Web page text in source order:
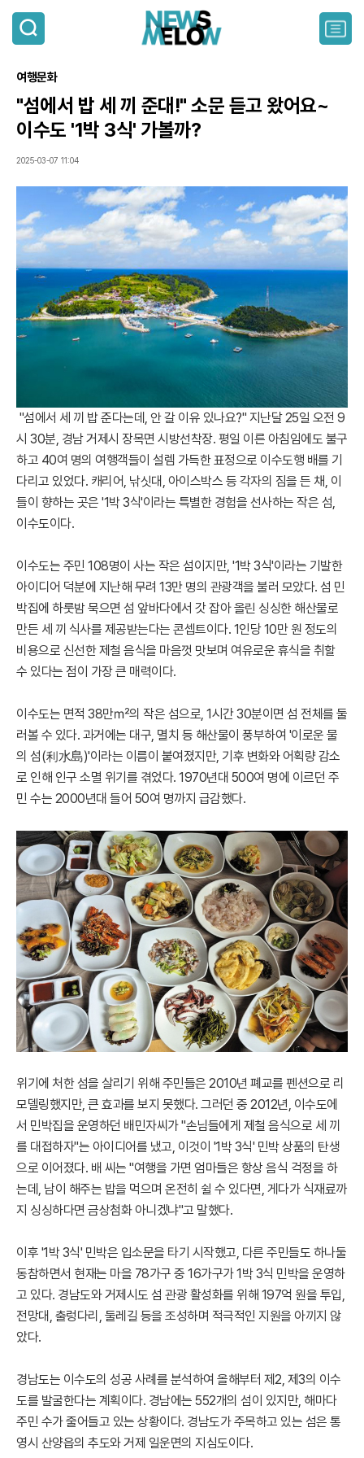
검
색
주
여행문화
"섬에서 밥 세 끼 준대!" 소문 듣고 왔어요~
이수도 '1박 3식' 가볼까?
2025-03-07 11:04
"섬에서 세 끼 밥 준다는데, 안 갈 이유 있나요?" 지난달 25일 오전 9
시 30분, 경남 거제시 장목면 시방선착장. 평일 이른 아침임에도 불구
하고 40여 명의 여행객들이 설렘 가득한 표정으로 이수도행 배를 기
다리고 있었다. 캐리어, 낚싯대, 아이스박스 등 각자의 짐을 든 채, 이
들이 향하는 곳은 '1박 3식'이라는 특별한 경험을 선사하는 작은 섬,
이수도이다.
이수도는 주민 108명이 사는 작은 섬이지만, '1박 3식'이라는 기발한
아이디어 덕분에 지난해 무려 13만 명의 관광객을 불러 모았다. 섬 민
박집에 하룻밤 묵으면 섬 앞바다에서 갓 잡아 올린 싱싱한 해산물로
만든 세 끼 식사를 제공받는다는 콘셉트이다. 1인당 10만 원 정도의
비용으로 신선한 제철 음식을 마음껏 맛보며 여유로운 휴식을 취할
수 있다는 점이 가장 큰 매력이다.
이수도는 면적 38만㎡의 작은 섬으로, 1시간 30분이면 섬 전체를 둘
러볼 수 있다. 과거에는 대구, 멸치 등 해산물이 풍부하여 '이로운 물
의 섬(利水島)'이라는 이름이 붙여졌지만, 기후 변화와 어획량 감소
로 인해 인구 소멸 위기를 겪었다. 1970년대 500여 명에 이르던 주
민 수는 2000년대 들어 50여 명까지 급감했다.
위기에 처한 섬을 살리기 위해 주민들은 2010년 폐교를 펜션으로 리
모델링했지만, 큰 효과를 보지 못했다. 그러던 중 2012년, 이수도에
서 민박집을 운영하던 배민자씨가 "손님들에게 제철 음식으로 세 끼
를 대접하자"는 아이디어를 냈고, 이것이 '1박 3식' 민박 상품의 탄생
으로 이어졌다. 배 씨는 "여행을 가면 엄마들은 항상 음식 걱정을 하
는데, 남이 해주는 밥을 먹으며 온전히 쉴 수 있다면, 게다가 식재료까
지 싱싱하다면 금상첨화 아니겠냐"고 말했다.
이후 '1박 3식' 민박은 입소문을 타기 시작했고, 다른 주민들도 하나둘
동참하면서 현재는 마을 78가구 중 16가구가 1박 3식 민박을 운영하
고 있다. 경남도와 거제시도 섬 관광 활성화를 위해 197억 원을 투입,
전망대, 출렁다리, 둘레길 등을 조성하며 적극적인 지원을 아끼지 않
았다.
경남도는 이수도의 성공 사례를 분석하여 올해부터 제2, 제3의 이수
도를 발굴한다는 계획이다. 경남에는 552개의 섬이 있지만, 해마다
주민 수가 줄어들고 있는 상황이다. 경남도가 주목하고 있는 섬은 통
영시 산양읍의 추도와 거제 일운면의 지심도이다.